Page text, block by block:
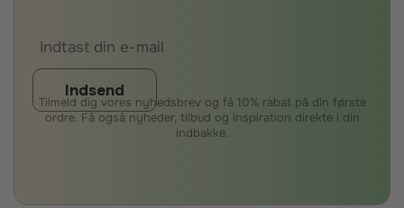
Indsend
Tilmeld dig vores nyhedsbrev og få 10% rabat på din første
ordre. Få også nyheder, tilbud og inspiration direkte i din
indbakke.